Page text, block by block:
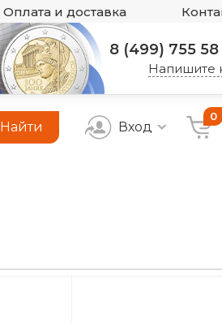
Оплата и доставка
8 (499) 755
Напишите
Найти Вход
0